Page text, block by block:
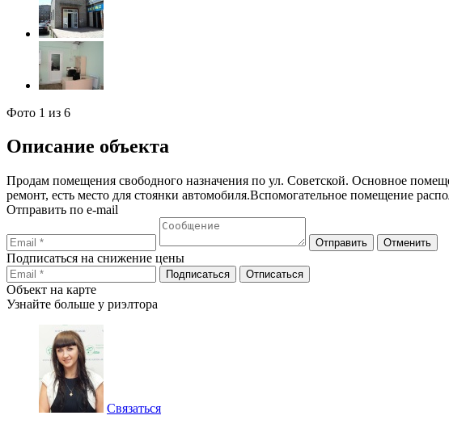
Фото 1 из 6
Описание объекта
Продам помещения свободного назначения по ул. Советской. Основное
ремонт, есть место для стоянки автомобиля.Вспомогательное помещение
Отправить по e-mail
Подписаться на снижение цены
Объект на карте
Узнайте больше у риэлтора
Связаться